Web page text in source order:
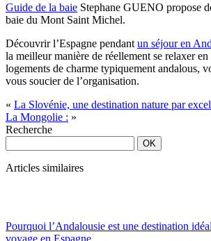
Guide de la baie Stephane GUENO propose
baie du Mont Saint Michel.
Découvrir l’Espagne pendant un séjour en
la meilleur manière de réellement se relaxer
logements de charme typiquement andalous,
vous soucier de l’organisation.
« La Slovénie, une destination nature par
La Mongolie : »
Recherche
Articles similaires
Pourquoi l’Andalousie est une destination
voyage en Espagne